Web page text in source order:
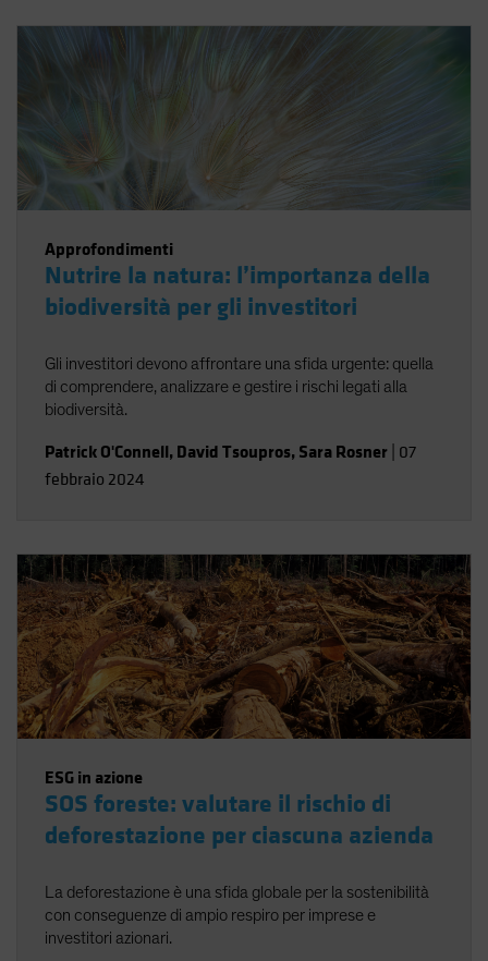
Approfondimenti
Nutrire la natura: l’importanza della
biodiversità per gli investitori
Gli investitori devono affrontare una sfida urgente: quella
di comprendere, analizzare e gestire i rischi legati alla
biodiversità.
Patrick O'Connell, David Tsoupros, Sara Rosner 07
febbraio 2024
ESG in azione
SOS foreste: valutare il rischio di
deforestazione per ciascuna azienda
La deforestazione è una sfida globale per la sostenibilità
con conseguenze di ampio respiro per imprese e
investitori azionari.